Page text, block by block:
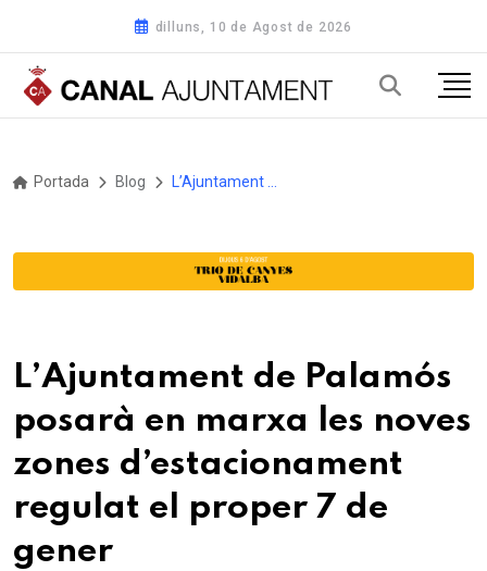
dilluns, 10 de Agost de 2026
Portada Blog
L’Ajuntament de Palamós
posarà en marxa les noves
zones d’estacionament
regulat el proper 7 de
gener